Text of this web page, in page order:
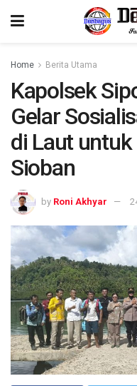
Home Berita Utama
Kapolsek
Gelar
di Laut untuk
Sioban
by Roni Akhyar